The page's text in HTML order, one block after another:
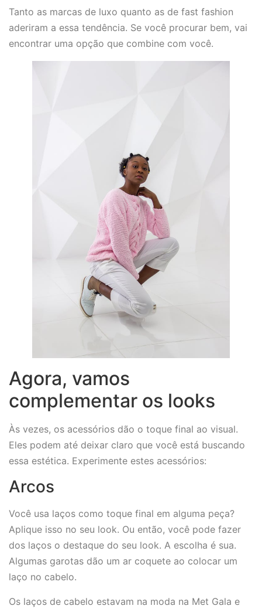
Tanto as marcas de luxo quanto as de fast fashion
aderiram a essa tendência. Se você procurar bem, vai
encontrar uma opção que combine com você.
Agora, vamos
complementar os looks
Às vezes, os acessórios dão o toque final ao visual.
Eles podem até deixar claro que você está buscando
essa estética. Experimente estes acessórios:
Arcos
Você usa laços como toque final em alguma peça?
Aplique isso no seu look. Ou então, você pode fazer
dos laços o destaque do seu look. A escolha é sua.
Algumas garotas dão um ar coquete ao colocar um
laço no cabelo.
Os laços de cabelo estavam na moda na Met Gala e